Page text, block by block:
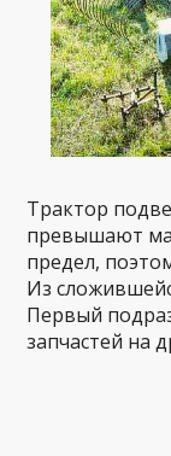
Трактор
превышают
предел,
Из
Первый
запчастей на